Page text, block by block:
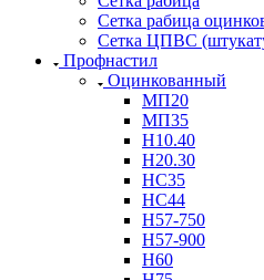
Сетка рабица
Сетка ЦПВС
Профнастил
Оцинкованный
МП20
МП35
Н10.40
Н20.30
НС35
НС44
Н57-750
Н57-900
Н60